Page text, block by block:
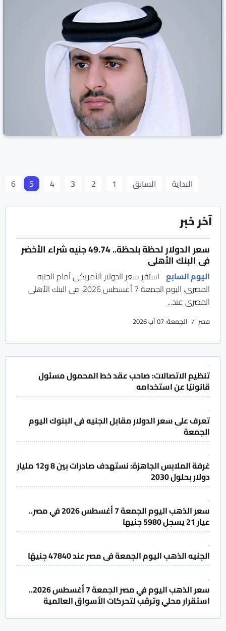
محافظ مصرف قطر المركزي يجتمع مع المدير العام
لبنك التسويات الدولية
العرب القطرية قطر
البداية السابق 1
2
3
4
5
6
آخر خبر
سعر الدولار لحظة بلحظة.. 49.74 جنيه شراء الأخضر
فى البنك الأهلى
اليوم السابع استقر سعر الدولار الأمريكى أمام الجنيه
المصرى، اليوم الجمعة 7 أغسطس 2026، فى البنك الأهلى
المصرى عند...
مصر الجمعة: 07 آب 2026
تنظيم الاتصالات: صاحب عقد خط المحمول مسئول
قانونيًا عن استخدامه
تعرف على سعر الدولار مقابل الجنيه فى البنوك اليوم
الجمعة
غرفة الملابس الجاهزة: نستهدف صادرات بين 8 و12 مليار
دولار بحلول 2030
سعر الذهب اليوم الجمعة 7 أغسطس 2026 في مصر..
عيار 21 يسجل 5980 جنيها
الجنيه الذهب اليوم الجمعة فى مصر عند 47840 جنيهًا
سعر الذهب اليوم في مصر الجمعة 7 أغسطس 2026..
استقرار محلي وترقب لتحركات الأسواق العالمية